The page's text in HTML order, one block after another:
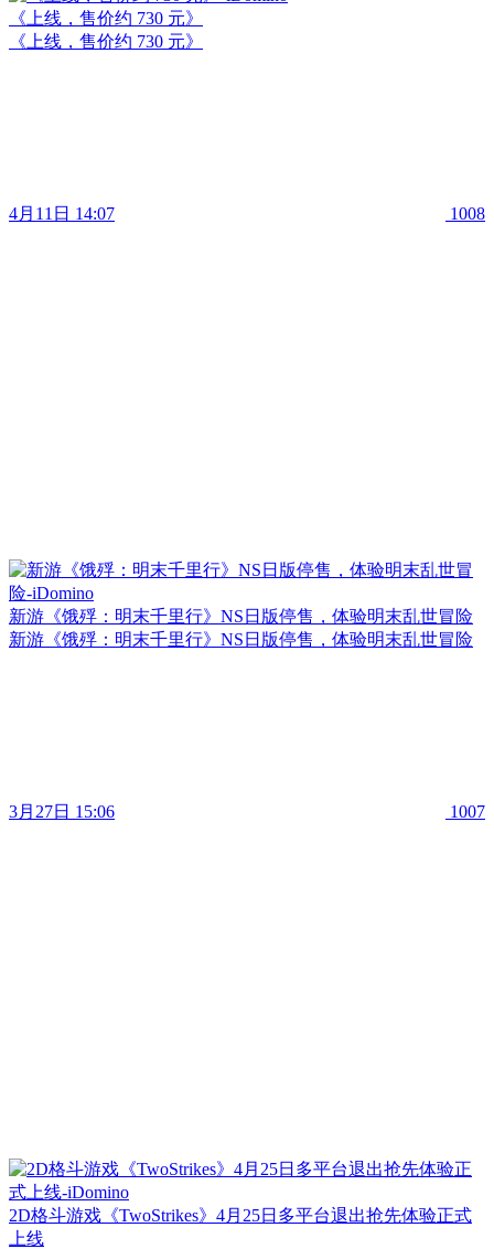
《上线，售价约 730 元》
《上线，售价约 730 元》
4月11日 14:07 1008
新游《饿殍：明末千里行》NS日版停售，体验明末乱世冒险
新游《饿殍：明末千里行》NS日版停售，体验明末乱世冒险
3月27日 15:06 1007
2D格斗游戏《TwoStrikes》4月25日多平台退出抢先体验正式
上线